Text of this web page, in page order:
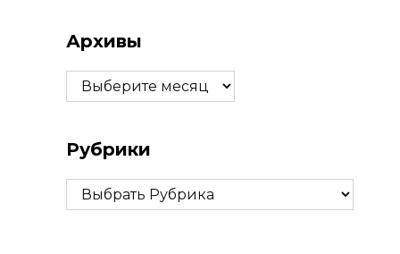
Архивы
Архивы
Рубрики
Рубрики